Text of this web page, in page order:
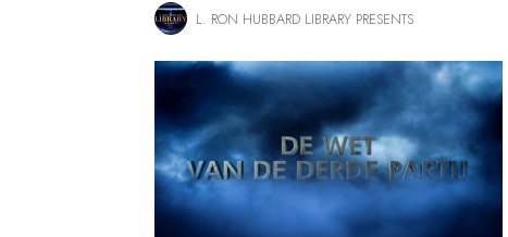
L. RON HUBBARD LIBRARY PRESENTS